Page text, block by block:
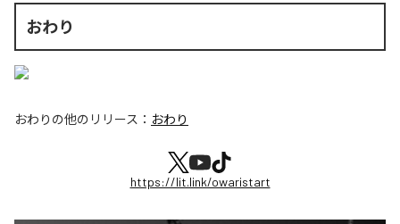
おわり
おわり の他のリリース： おわり
https://lit.link/owaristart